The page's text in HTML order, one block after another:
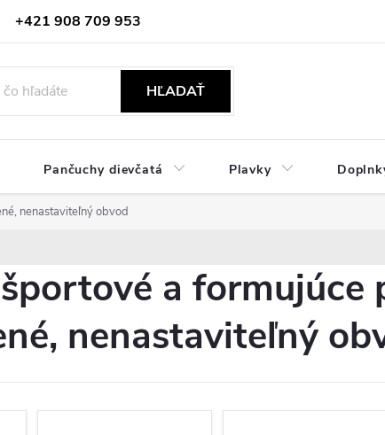
+421 908 709 953
objednavky@ibielizen.sk
HĽADAŤ
Pančuchy dievčatá Plavky
nenastaviteľný obvod
a formujúce
nenastaviteľný